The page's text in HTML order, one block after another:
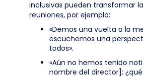
inclusivas pueden transformar
reuniones, por ejemplo:
«Demos una vuelta a la
escuchemos una
todos».
«Aún no hemos tenido
nombre del director];